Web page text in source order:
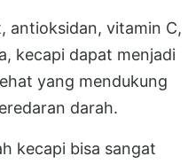
antioksidan, vitamin C,
kecapi dapat menjadi
yang mendukung
darah.
kecapi bisa sangat